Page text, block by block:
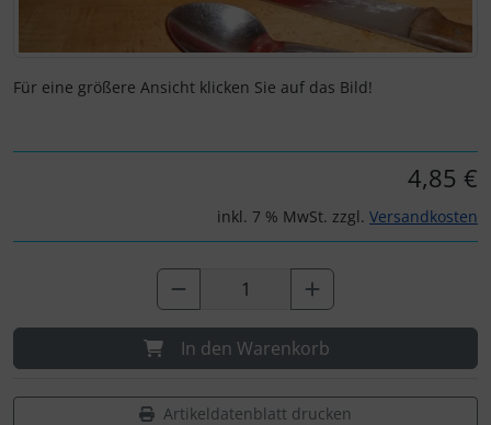
Für eine größere Ansicht klicken Sie auf das Bild!
4,85 €
inkl. 7 % MwSt. zzgl. Versandkosten
In den Warenkorb
Artikeldatenblatt drucken